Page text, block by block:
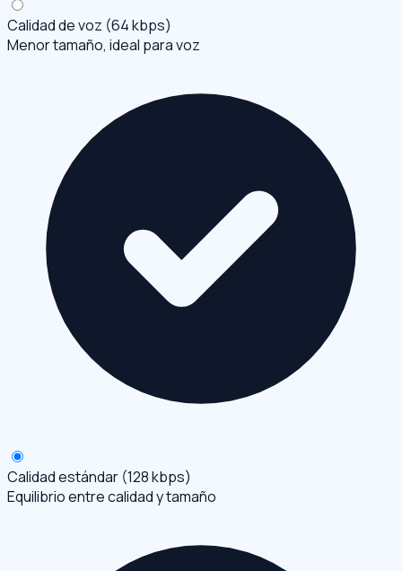
Calidad de voz (64 kbps)
Menor tamaño, ideal para voz
Calidad estándar (128 kbps)
Equilibrio entre calidad y tamaño